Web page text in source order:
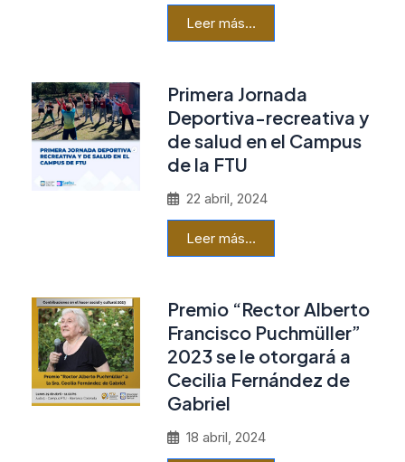
Leer más…
Primera Jornada
Deportiva-recreativa y
de salud en el Campus
de la FTU
22 abril, 2024
Leer más…
Premio “Rector Alberto
Francisco Puchmüller”
2023 se le otorgará a
Cecilia Fernández de
Gabriel
18 abril, 2024